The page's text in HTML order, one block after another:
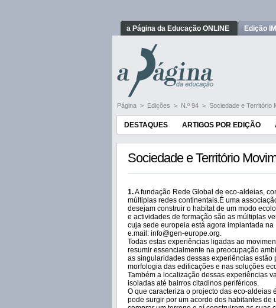
a Página da Educação ONLINE Edição
Página > Edições > N.º 94 > Sociedade e Território
DESTAQUES ARTIGOS POR EDIÇÃO
Sociedade e Território
1.A fundação Rede Global de eco-aldeias,
múltiplas redes continentais.É uma
desejam construir o habitat de um modo
e actividades de formação são as múltiplas
cuja sede europeia está agora implantada
e.mail: info@gen-europe.org.
Todas estas experiências ligadas ao
resumir essencialmente na preocupação
as singularidades dessas experiências
morfologia das edificações e nas soluções
Também a localização dessas experiências
isoladas até bairros citadinos periféricos.
O que caracteriza o projecto das eco-aldeias
pode surgir por um acordo dos habitantes